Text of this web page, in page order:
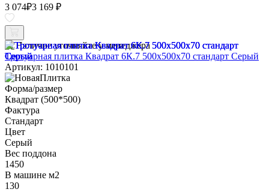
3 074₽3 169 ₽
Наличие уточняйте у менеджера
Тротуарная плитка Квадрат 6К.7 500х500х70 стандарт Серый
Артикул: 1010101
Форма/размер
Квадрат (500*500)
Фактура
Стандарт
Цвет
Серый
Вес поддона
1450
В машине м2
130